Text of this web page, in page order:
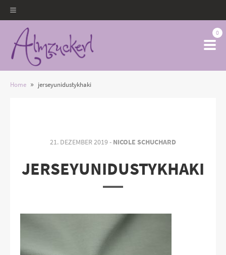
0
Home » jerseyunidustykhaki
21. DEZEMBER 2019 - NICOLE SCHUCHARD
JERSEYUNIDUSTYKHAKI